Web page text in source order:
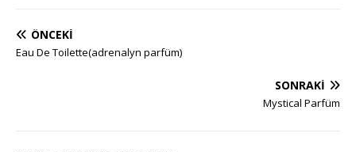
ÖNCEKI
Eau De Toilette(adrenalyn parfüm)
SONRAKI
Mystical Parfüm